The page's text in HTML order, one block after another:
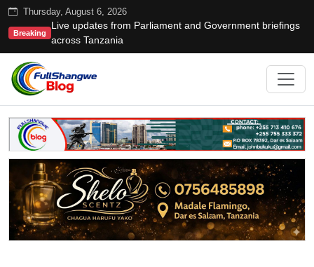
Thursday, August 6, 2026
Breaking
Live updates from Parliament and Government briefings
across Tanzania